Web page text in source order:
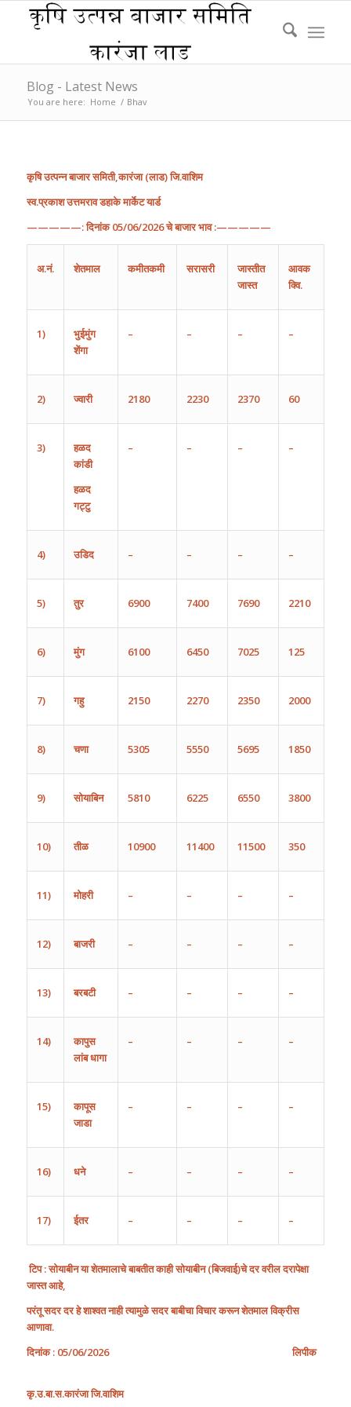
Blog - Latest News
You are here: Home / Bhav
कृषिउत्पन्नबाजारसमिती,कारंजा(लाड)जि.वाशिम
स्व.प्रकाश उत्तमराव डहाके मार्केट यार्ड
—————:दिनांक05/06/2026चेबाजारभाव:—————
अ.नं. शेतमाल कमीतकमी सरासरी
जास्तीत
जास्त
आवक
क्वि.
1)
भुईमुंग
शेंगा
– – – –
2) ज्वारी 2180 2230 2370 60
3)
हळद
कांडी
हळद
गट्टु
– – – –
4) उडिद – – – –
5) तुर 6900 7400 7690 2210
6) मुंग 6100 6450 7025 125
7) गहु 2150 2270 2350 2000
8) चणा 5305 5550 5695 1850
9) सोयाबिन 5810 6225 6550 3800
10) तीळ 10900 11400 11500 350
11) मोहरी – – – –
12) बाजरी – – – –
13) बरबटी – – – –
14)
कापुस
लांबधागा
– – – –
15)
कापूस
जाडा
– – – –
16) धने – – – –
17) ईतर – – – –
टिप: सोयाबीन या शेतमालाचे बाबतीत काही सोयाबीन(बिजवाई)चे दर वरील दरापेक्षा
जास्त आहे,
परंतू सदर दर हे शाश्वत नाही त्यामुळे सदर बाबीचा विचार करून शेतमाल विक्रीस
आणावा.
दिनांक: 05/06/2026 लिपीक
कृ.उ.बा.स.कारंजाजि.वाशिम